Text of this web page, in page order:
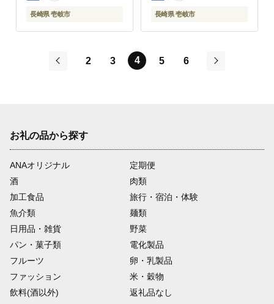
400000円 40万円
長崎県 壱岐市 長崎県 壱岐市
2 3 4 5
6
お礼の品から探す
ANAオリジナル
定期便
酒
肉類
加工食品
旅行・宿泊・体験
魚介類
麺類
日用品・雑貨
野菜
パン・菓子類
電化製品
フルーツ
卵・乳製品
ファッション
米・穀物
飲料(酒以外)
返礼品なし